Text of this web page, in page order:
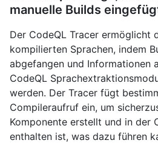
manuelle Builds
Der CodeQL Tracer ermöglicht
kompilierten Sprachen, indem
abgefangen und Informationen
CodeQL
werden. Der Tracer fügt
Compileraufruf ein, um
Komponente erstellt und in der
enthalten ist, was dazu führen